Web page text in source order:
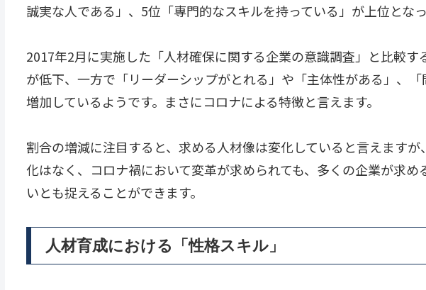
誠実な人である」、5位「専門的なスキルを持っている」が上位となっ
2017年2月に実施した「人材確保に関する企業の意識調査」と比較
が低下、一方で「リーダーシップがとれる」や「主体性がある」、
増加しているようです。まさにコロナによる特徴と言えます。
割合の増減に注目すると、求める人材像は変化していると言えます
化はなく、コロナ禍において変革が求められても、多くの企業が求
いとも捉えることができます。
人材育成における「性格スキル」